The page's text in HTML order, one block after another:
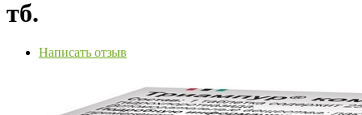
тб.
Написать отзыв